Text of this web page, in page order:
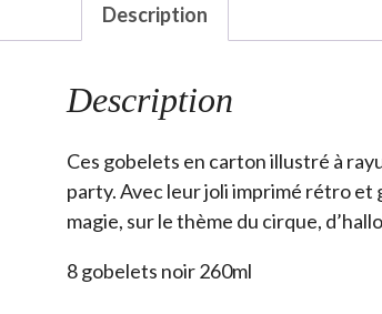
Description
Description
Ces gobelets en carton illustré à
party. Avec leur joli imprimé rétro et
magie, sur le thème du cirque,
8 gobelets noir 260ml